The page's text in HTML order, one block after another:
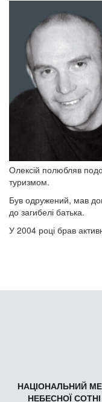
Олексій полюбляв
туризмом.
Був одружений, мав
до загибелі батька.
У 2004 році брав
НАЦІОНАЛЬНИЙ
НЕБЕСНОЇ